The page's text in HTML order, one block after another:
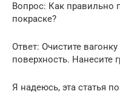
Вопрос: Как правильно
покраске?
Ответ: Очистите
поверхность. Нанесите
Я надеюсь, эта статья